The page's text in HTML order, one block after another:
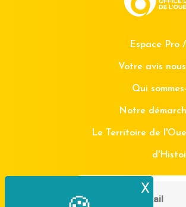
X
Espace Pro
Votre avis
Qui
Notre
Le Territoire de